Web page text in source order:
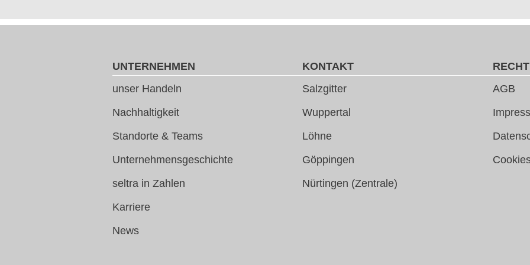
UNTERNEHMEN
unser Handeln
Nachhaltigkeit
Standorte & Teams
Unternehmensgeschichte
seltra in Zahlen
Karriere
News
KONTAKT
Salzgitter
Wuppertal
Löhne
Göppingen
Nürtingen (Zentrale)
AGB